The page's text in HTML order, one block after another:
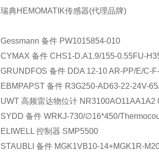
瑞典HEMOMATIK传感器(代理品牌)
Gessmann 备件 PW1015854-010
CYMAX 备件 CHS1-D.A1.9/155-0.55FU-
GRUNDFOS 备件 DDA 12-10 AR-PP/E/C-
EBMPAPST 备件 R3G250-AD63-22-24V-
UWT 高频雷达物位计 NR3100AO11AA1A2
SYDD 备件 WRKJ-730/∅16*450/
ELIWELL 控制器 SMP5500
STAUBLI 备件 MGK1VB10-14+MGK1R-